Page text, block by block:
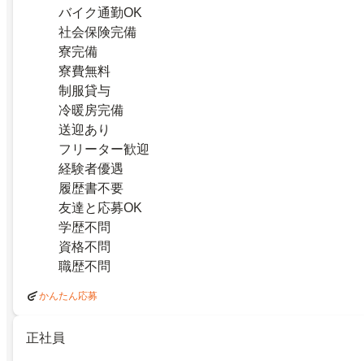
バイク通勤OK
社会保険完備
寮完備
寮費無料
制服貸与
冷暖房完備
送迎あり
フリーター歓迎
経験者優遇
履歴書不要
友達と応募OK
学歴不問
資格不問
職歴不問
かんたん応募
正社員